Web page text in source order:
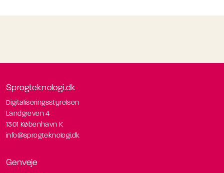
Sprogteknologi.dk
Digitaliseringsstyrelsen
Landgreven 4
1301 København K
info@sprogteknologi.dk
Genveje